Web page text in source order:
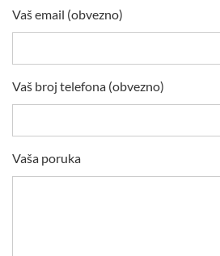
Vaš email (obvezno)
Vaš broj telefona (obvezno)
Vaša poruka